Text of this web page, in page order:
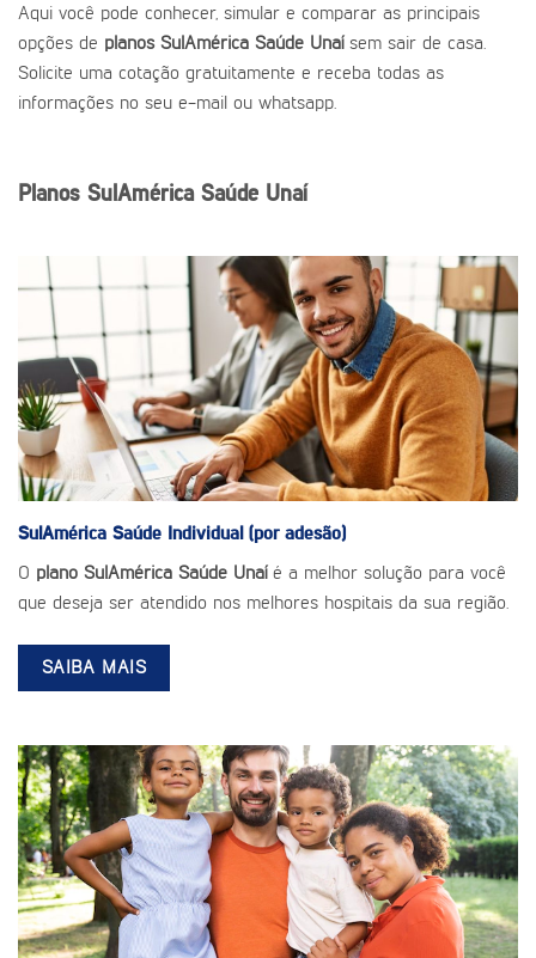
Aqui você pode conhecer, simular e comparar as principais
opções de planos SulAmérica Saúde Unaí sem sair de casa.
Solicite uma cotação gratuitamente e receba todas as
informações no seu e-mail ou whatsapp.
Planos SulAmérica Saúde Unaí
SulAmérica Saúde Individual (por adesão)
O plano SulAmérica Saúde Unaíé a melhor solução para você
que deseja ser atendido nos melhores hospitais da sua região.
SAIBA MAIS